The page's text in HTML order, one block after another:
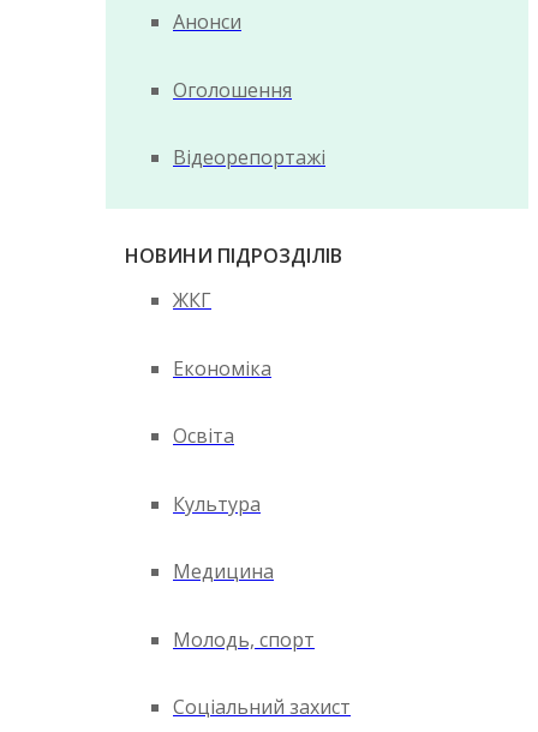
Анонси
Оголошення
Відеорепортажі
НОВИНИ ПІДРОЗДІЛІВ
ЖКГ
Економіка
Освіта
Культура
Медицина
Молодь, спорт
Соціальний захист